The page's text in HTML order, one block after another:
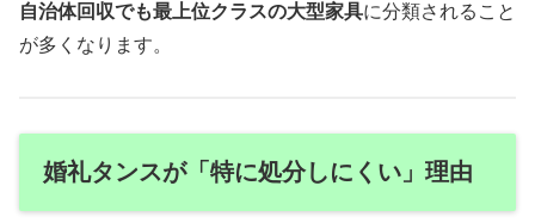
自治体回収でも最上位クラスの大型家具に分類されること
が多くなります。
婚礼タンスが「特に処分しにくい」理由